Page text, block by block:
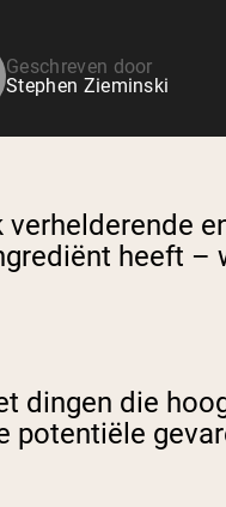
Geschreven door
Stephen Zieminski
heeft –
dingen die